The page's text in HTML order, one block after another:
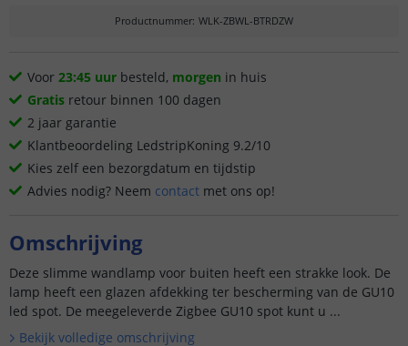
Productnummer: WLK-ZBWL-BTRDZW
Voor 23:45 uur besteld, morgen in huis
Gratis retour binnen 100 dagen
2 jaar garantie
Klantbeoordeling LedstripKoning 9.2/10
Kies zelf een bezorgdatum en tijdstip
Advies nodig? Neem contact met ons op!
Omschrijving
Deze slimme wandlamp voor buiten heeft een strakke look. De
lamp heeft een glazen afdekking ter bescherming van de GU10
led spot. De meegeleverde Zigbee GU10 spot kunt u ...
Bekijk volledige omschrijving